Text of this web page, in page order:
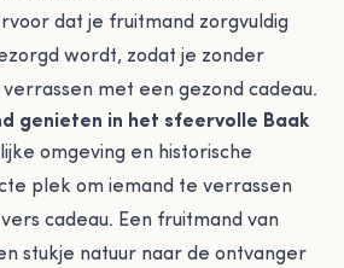
dat je fruitmand zorgvuldig
wordt, zodat je zonder
met een gezond cadeau.
genieten in het sfeervolle Baak
omgeving en historische
plek om iemand te verrassen
cadeau. Een fruitmand van
stukje natuur naar de ontvanger